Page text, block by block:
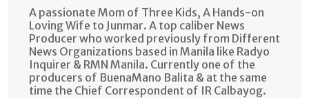
A passionate Mom of Three Kids, A Hands-on
Loving Wife to Junmar. A top caliber News
Producer who worked previously from Different
News Organizations based in Manila like Radyo
Inquirer & RMN Manila. Currently one of the
producers of BuenaMano Balita & at the same
time the Chief Correspondent of IR Calbayog.